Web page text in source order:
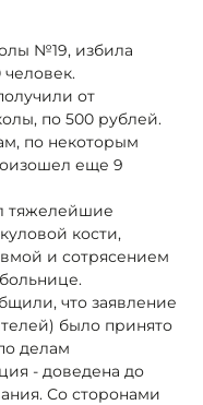
№19, избила
человек.
от
по 500 рублей.
по некоторым
еще 9
тяжелейшие
кости,
и сотрясением
что заявление
было принято
делам
- доведена до
Со сторонами